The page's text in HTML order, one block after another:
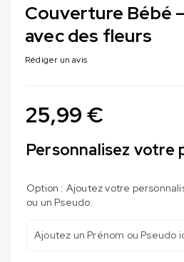
Couverture Bébé
avec des fleurs
Rédiger un avis
25,99 €
Personnalisez votre
Option : Ajoutez votre
ou un Pseudo.